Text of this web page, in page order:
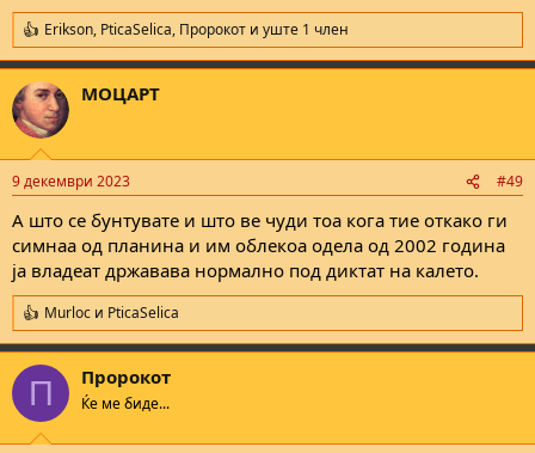
R
e
a
c
t
i
s
Erikson, PticaSelica, Пророкот и уште 1 член
МОЦАРТ
9 декември 2023 #49
А што се бунтувате и што ве чуди тоа кога тие откако ги
симнаа од планина и им облекоа одела од 2002 година
ја владеат државава нормално под диктат на калето.
R
e
a
c
i
Murloc и PticaSelica
П Пророкот
Ќе ме биде...